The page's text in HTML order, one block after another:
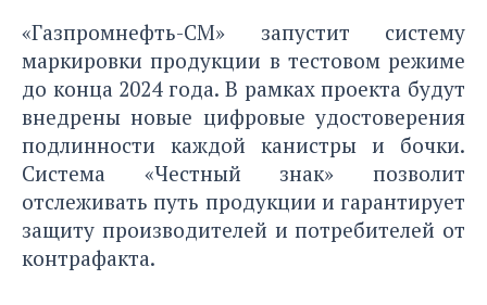
«Газпромнефть-СМ» запустит систему
маркировки продукции в тестовом режиме
до конца 2024 года. В рамках проекта будут
внедрены новые цифровые удостоверения
подлинности каждой канистры и бочки.
Система «Честный знак» позволит
отслеживать путь продукции и гарантирует
защиту производителей и потребителей от
контрафакта.